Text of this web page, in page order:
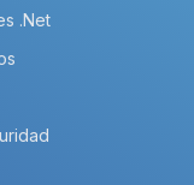
.Net